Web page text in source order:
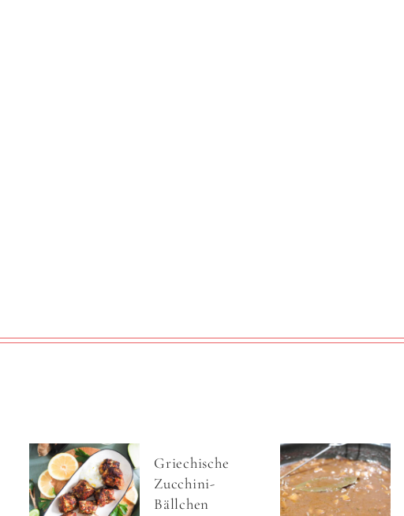
Griechische
Zucchini-
Bällchen